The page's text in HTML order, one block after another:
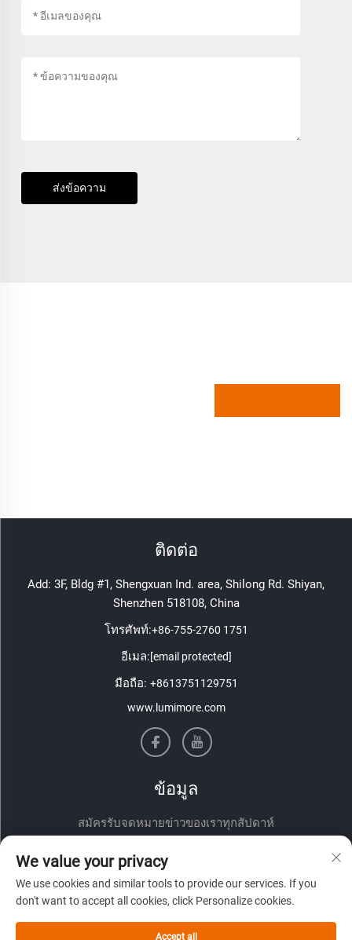
ส่งข้อความ
ติดต่อ
Add: 3F, Bldg #1, Shengxuan Ind. area, Shilong Rd. Shiyan,
Shenzhen 518108, China
โทรศัพท์:+86-755-2760 1751
อีเมล:[email protected]
มือถือ: +8613751129751
www.lumimore.com
ข้อมูล
สมัครรับจดหมายข่าวของเราทุกสัปดาห์
We value your privacy
We use cookies and similar tools to provide our services. If you
don't want to accept all cookies, click Personalize cookies.
Accept all